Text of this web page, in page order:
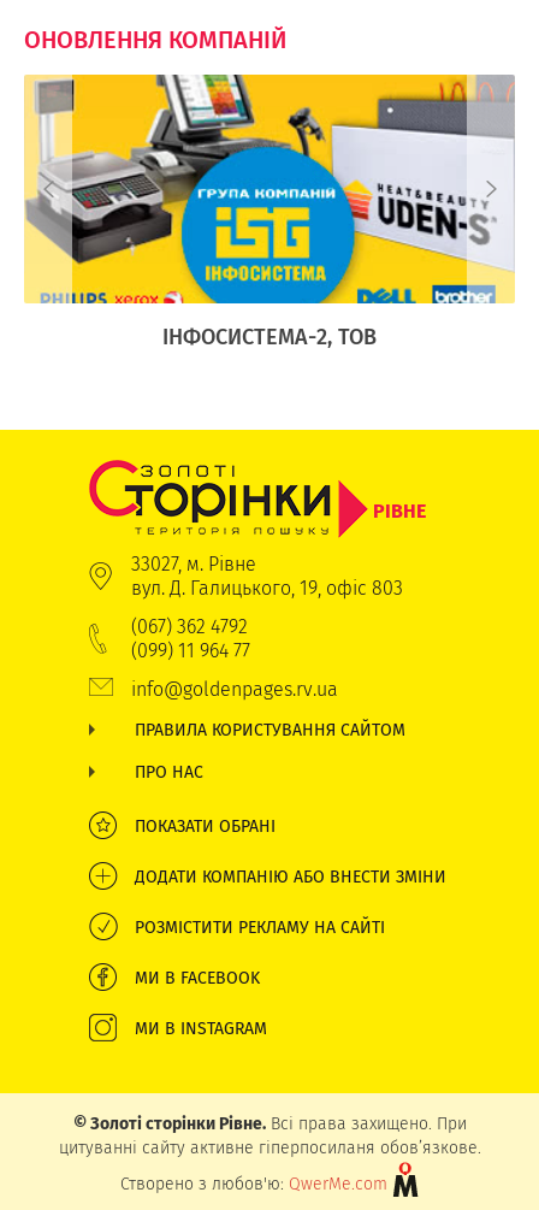
ОНОВЛЕННЯ КОМПАНІЙ
ІНФОСИСТЕМА-2, ТОВ
РІВНЕ
33027, м. Рівне
вул. Д. Галицького, 19, офіс 803
(067) 362 4792
(099) 11 964 77
info@goldenpages.rv.ua
ПРАВИЛА КОРИСТУВАННЯ САЙТОМ
ПРО НАС
ПОКАЗАТИ ОБРАНІ
ДОДАТИ КОМПАНІЮ АБО ВНЕСТИ ЗМІНИ
РОЗМІСТИТИ РЕКЛАМУ НА САЙТІ
МИ В FACEBOOK
МИ В INSTAGRAM
© Золоті сторінки Рівне.Всі права захищено. При
цитуванні сайту активне гіперпосиланя обов’язкове.
Створено з любов'ю: QwerMe.com